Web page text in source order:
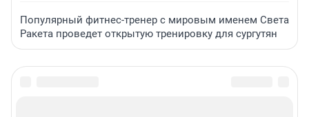
Популярный фитнес-тренер с мировым именем Света
Ракета проведет открытую тренировку для сургутян